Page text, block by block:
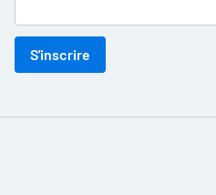
S'inscrire